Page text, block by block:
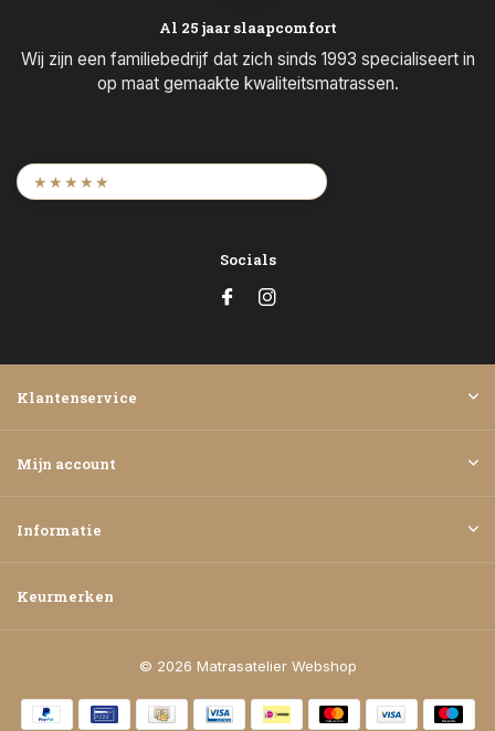
Al 25 jaar slaapcomfort
Wij zijn een familiebedrijf dat zich sinds 1993 specialiseert in
op maat gemaakte kwaliteitsmatrassen.
★★★★★
Socials
Klantenservice
Mijn account
Informatie
Keurmerken
© 2026 Matrasatelier Webshop